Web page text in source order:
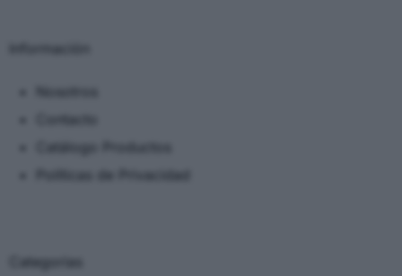
Información
Políticas de Privacidad
Categorias